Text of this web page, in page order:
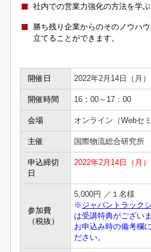
社内での営業力強化の方法を学ぶ
勝ち残り企業からのそのノウハ
立てることができます。
開催日 2022年2月14日（月）
開催時間 16：00～17：00
会場 オンライン（Webセミ
主催 国際物流総合研究所
申込締切
日
2022年2月14日（月
参加費
（税抜）
5,000円 ／１名様
※ ジャパントラック
は受講特典がございま
お申込み時の備考欄
ださい。